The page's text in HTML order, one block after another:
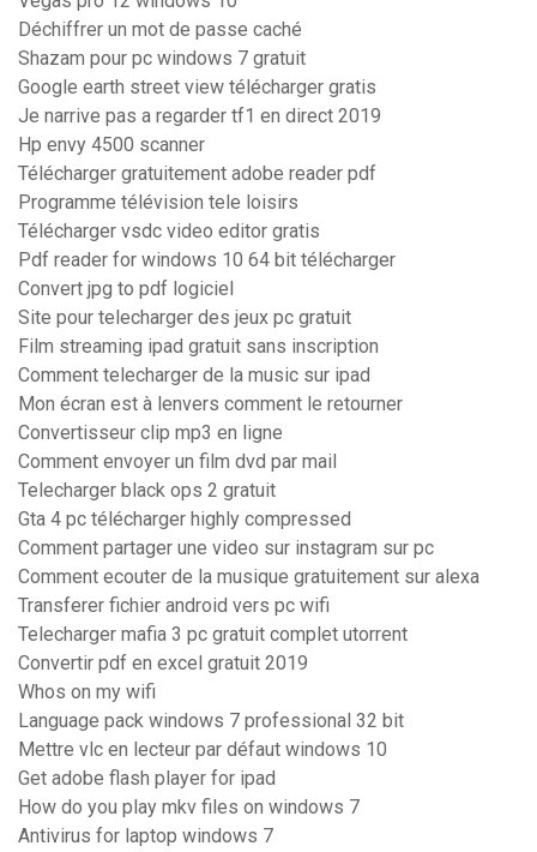
Déchiffrer un mot de passe caché
Shazam pour pc windows 7 gratuit
Google earth street view télécharger gratis
Je narrive pas a regarder tf1 en direct 2019
Hp envy 4500 scanner
Télécharger gratuitement adobe reader pdf
Programme télévision tele loisirs
Télécharger vsdc video editor gratis
Pdf reader for windows 10 64 bit télécharger
Convert jpg to pdf logiciel
Site pour telecharger des jeux pc gratuit
Film streaming ipad gratuit sans inscription
Comment telecharger de la music sur ipad
Mon écran est à lenvers comment le retourner
Convertisseur clip mp3 en ligne
Comment envoyer un film dvd par mail
Telecharger black ops 2 gratuit
Gta 4 pc télécharger highly compressed
Comment partager une video sur instagram sur pc
Comment ecouter de la musique gratuitement sur alexa
Transferer fichier android vers pc wifi
Telecharger mafia 3 pc gratuit complet utorrent
Convertir pdf en excel gratuit 2019
Whos on my wifi
Language pack windows 7 professional 32 bit
Mettre vlc en lecteur par défaut windows 10
Get adobe flash player for ipad
How do you play mkv files on windows 7
Antivirus for laptop windows 7